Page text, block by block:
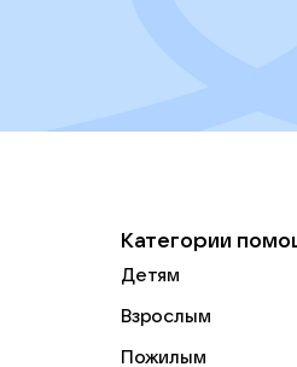
Категории
Детям
Взрослым
Пожилым